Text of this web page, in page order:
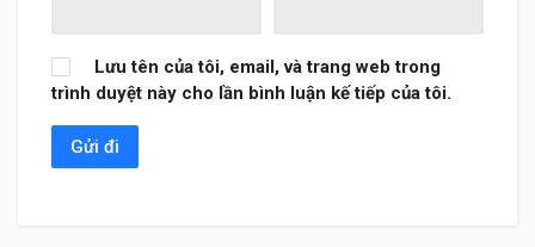
Lưu tên của tôi, email, và trang web trong
trình duyệt này cho lần bình luận kế tiếp của tôi.